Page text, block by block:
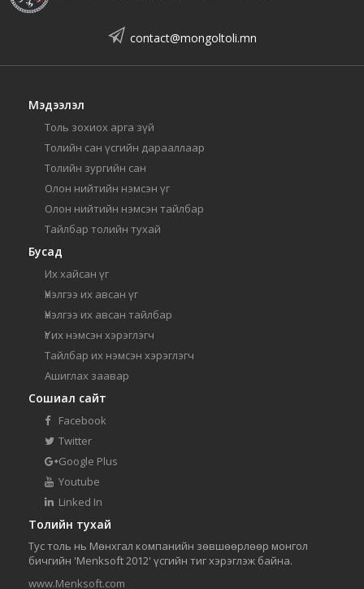
contact@mongoltoli.mn
Мэдээлэл
Толь зохиох арга зүй
Толийн сан үсгийн дарааллаар
Толийн зургийн сан
Олон нийтийн нэмсэн үг
Олон нийтийн нэмсэн тайлбар
Тайлбар толийн тухай
Бусад
Их хайсан үг
Үнэлгээ их авсан үг
Үнэлгээ их авсан тайлбар
Үг их нэмсэн хэрэглэгч
Тайлбар их нэмсэн хэрэглэгч
Ашиглах заавар
Сошиал сайт
Facebook
Twitter
Google Plus
Youtube
Linked In
Толийн тухай
Тус толь нь Мөнхгал компанийн зөвшөөрлөөр монгол
бичгийн 'Menksoft 2012' үсгийн тиг хэрэглэж байна.
www.Menksoft.com